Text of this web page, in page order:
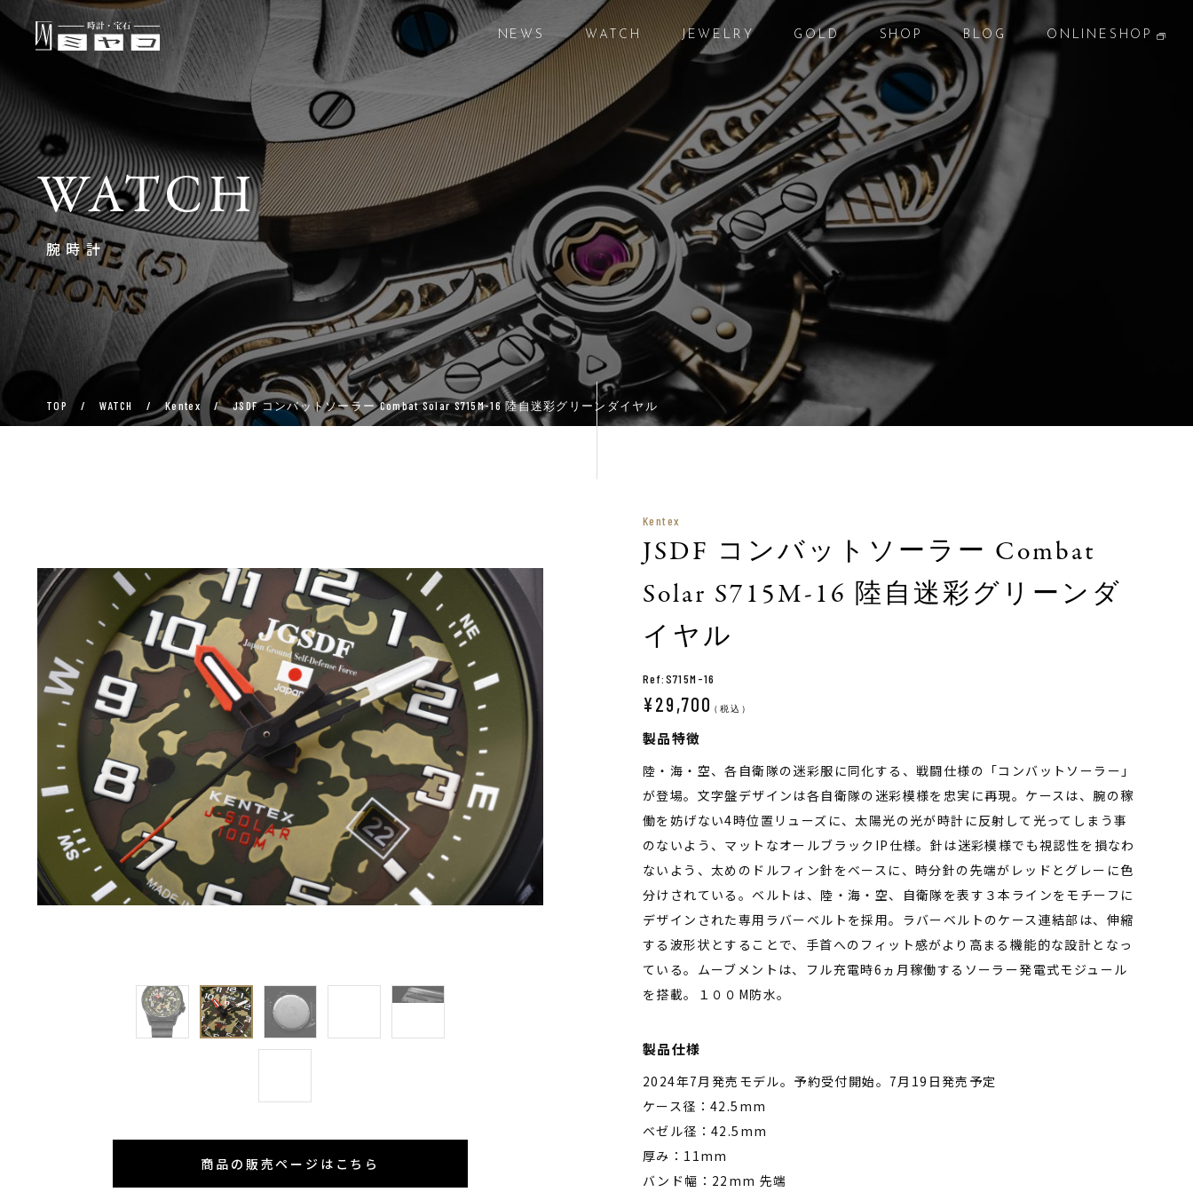
WATCH
腕時計
TOP / WATCH / Kentex / JSDF コンバットソーラー Combat Solar S715M-16 陸自迷彩グリーンダイヤル
NEWS
ニュース
WATCH
腕時計
JEWELRY
ジュエリー
GOLD
貴金属
SHOP
店 舗
BLOG
ブログ
ONLINESHOP
オンラインショップ
商品の販売ページはこちら
Kentex
JSDF コンバットソーラー Combat
Solar S715M-16 陸自迷彩グリーンダ
イヤル
Ref:S715M-16
¥29,700（税込）
製品特徴
陸・海・空、各自衛隊の迷彩服に同化する、戦闘仕様の「コンバットソーラー」
が登場。文字盤デザインは各自衛隊の迷彩模様を忠実に再現。ケースは、腕の稼
働を妨げない4時位置リューズに、太陽光の光が時計に反射して光ってしまう事
のないよう、マットなオールブラックIP仕様。針は迷彩模様でも視認性を損なわ
ないよう、太めのドルフィン針をベースに、時分針の先端がレッドとグレーに色
分けされている。ベルトは、陸・海・空、自衛隊を表す３本ラインをモチーフに
デザインされた専用ラバーベルトを採用。ラバーベルトのケース連結部は、伸縮
する波形状とすることで、手首へのフィット感がより高まる機能的な設計となっ
ている。ムーブメントは、フル充電時6ヵ月稼働するソーラー発電式モジュール
を搭載。１００M防水。
製品仕様
2024年7月発売モデル。予約受付開始。7月19日発売予定
ケース径：42.5mm
ベゼル径：42.5mm
厚み：11mm
バンド幅：22mm 先端